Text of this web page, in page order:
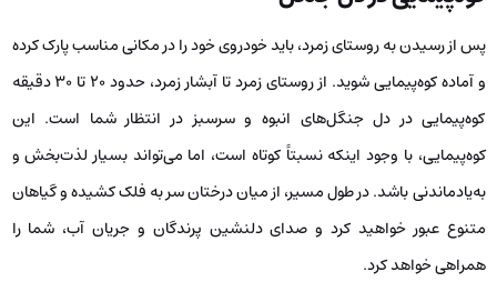
پس از رسیدن به روستای زمرد، باید خودروی خود را در مکانی مناسب پارک کرده
و آماده کوه‌پیمایی شوید. از روستای زمرد تا آبشار زمرد، حدود ۲۰ تا ۳۰ دقیقه
کوه‌پیمایی در دل جنگل‌های انبوه و سرسبز در انتظار شما است. این
کوه‌پیمایی، با وجود اینکه نسبتاً کوتاه است، اما می‌تواند بسیار لذت‌بخش و
به‌یادماندنی باشد. در طول مسیر، از میان درختان سر به فلک کشیده و گیاهان
متنوع عبور خواهید کرد و صدای دلنشین پرندگان و جریان آب، شما را
همراهی خواهد کرد.